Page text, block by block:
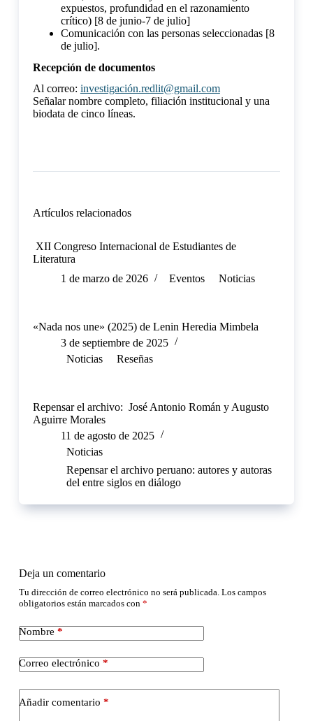
expuestos, profundidad en el razonamiento
crítico) [8 de junio-7 de julio]
Comunicación con las personas seleccionadas [8
de julio].
Recepción de documentos
Al correo: investigación.redlit@gmail.com
Señalar nombre completo, filiación institucional y una
biodata de cinco líneas.
Artículos relacionados
XII Congreso Internacional de Estudiantes de
Literatura
1 de marzo de 2026
Eventos Noticias
«Nada nos une» (2025) de Lenin Heredia Mimbela
3 de septiembre de 2025
Noticias
Reseñas
Repensar el archivo: José Antonio Román y Augusto
Aguirre Morales
11 de agosto de 2025
Noticias
Repensar el archivo peruano: autores y autoras
del entre siglos en diálogo
Deja un comentario
Tu dirección de correo electrónico no será publicada. Los campos
obligatorios están marcados con *
Nombre *
Correo electrónico *
Añadir comentario *